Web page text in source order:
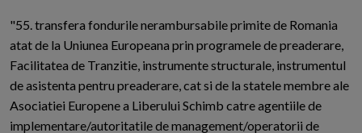
"55. transfera fondurile nerambursabile primite de Romania
atat de la Uniunea Europeana prin programele de preaderare,
Facilitatea de Tranzitie, instrumente structurale, instrumentul
de asistenta pentru preaderare, cat si de la statele membre ale
Asociatiei Europene a Liberului Schimb catre agentiile de
implementare/autoritatile de management/operatorii de